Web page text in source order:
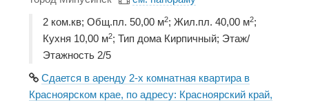
2 ком.кв; Общ.пл. 50,00 м2; Жил.пл. 40,00 м2;
Кухня 10,00 м2; Тип дома Кирпичный; Этаж/
Этажность 2/5
Сдается в аренду 2-х комнатная квартира в
Красноярском крае, по адресу: Красноярский край,